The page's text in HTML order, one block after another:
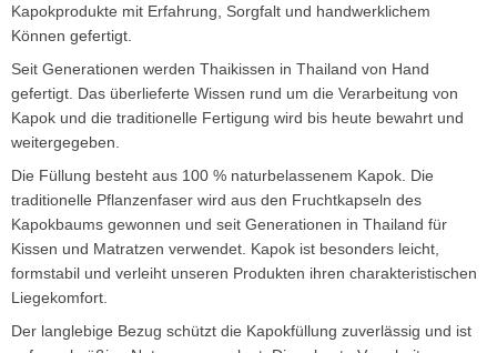
Kapokprodukte mit Erfahrung, Sorgfalt und handwerklichem
Können gefertigt.
Seit Generationen werden Thaikissen in Thailand von Hand
gefertigt. Das überlieferte Wissen rund um die Verarbeitung von
Kapok und die traditionelle Fertigung wird bis heute bewahrt und
weitergegeben.
Die Füllung besteht aus 100 % naturbelassenem Kapok. Die
traditionelle Pflanzenfaser wird aus den Fruchtkapseln des
Kapokbaums gewonnen und seit Generationen in Thailand für
Kissen und Matratzen verwendet. Kapok ist besonders leicht,
formstabil und verleiht unseren Produkten ihren charakteristischen
Liegekomfort.
Der langlebige Bezug schützt die Kapokfüllung zuverlässig und ist